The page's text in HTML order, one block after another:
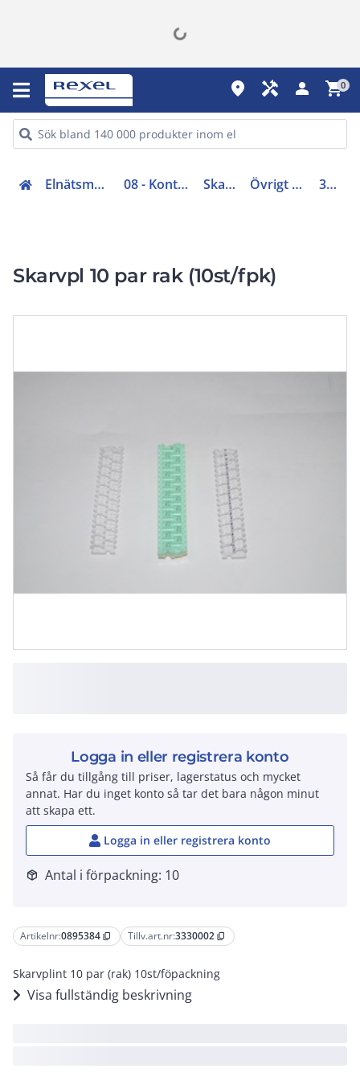
place handyman person shopping_cart0
Elnätsmateriel (06-09) 08 - Kontaktpressning Skarvhylsor Övrigt skarvhylsor 3330002
Skarvpl 10 par rak (10st/fpk)
Artikelnr:0895384 content_copy Tillv.art.nr:3330002 content_copy
Skarvplint 10 par (rak) 10st/föpackning
Visa fullständig beskrivning
Logga in eller registrera konto
Så får du tillgång till priser, lagerstatus och mycket
annat. Har du inget konto så tar det bara någon minut
att skapa ett.
Logga in eller registrera konto
package_2 Antal i förpackning: 10